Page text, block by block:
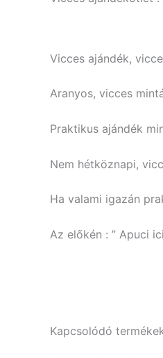
Vicces ajándék,
Aranyos, vicces
Praktikus ajándék
Nem hétköznapi,
Ha valami igazán
Az előkén : ” Apuci
Kapcsolódó